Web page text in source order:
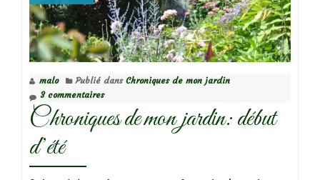
le
chèvrefeuille
(lonicera
japonica)
malo Publié dans Chroniques de mon jardin
3 commentaires
Chroniques de mon jardin: début
d’été